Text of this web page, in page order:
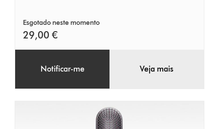
mm)
Fúcsia
Esgotado neste momento
29,00 €
Notificar-me Veja mais